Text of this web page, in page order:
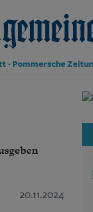
· Pommersche
20.11.2024